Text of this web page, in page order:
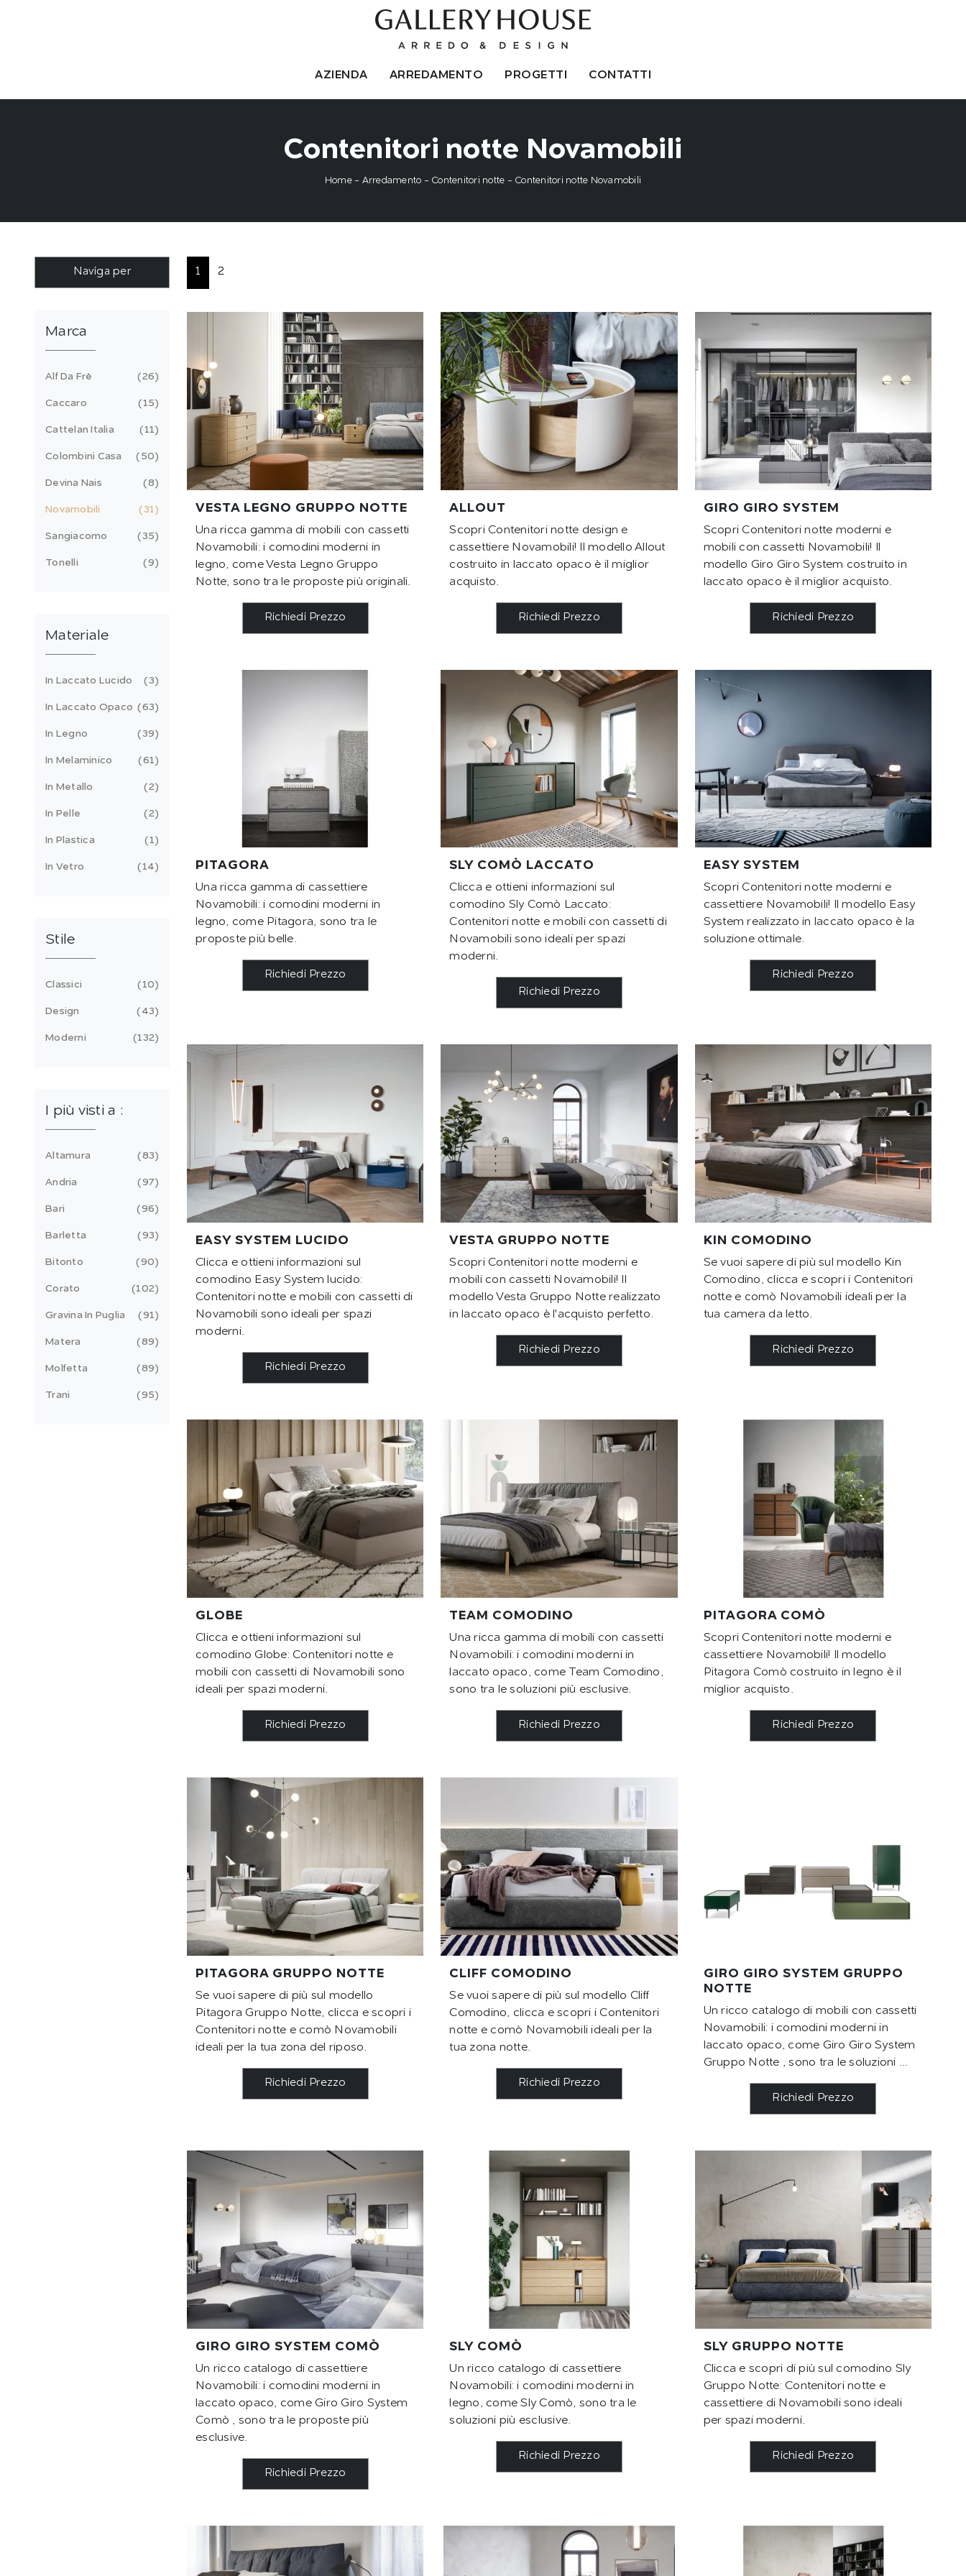
AZIENDA ARREDAMENTO PROGETTI CONTATTI
Contenitori notte Novamobili
Home- Arredamento - Contenitori notte - Contenitori notte Novamobili
1 2
VESTA LEGNO GRUPPO NOTTE
Una ricca gamma di mobili con cassetti
Novamobili: i comodini moderni in
legno, come Vesta Legno Gruppo
Notte, sono tra le proposte più originali.
Richiedi Prezzo
ALLOUT
Scopri Contenitori notte design e
cassettiere Novamobili! Il modello Allout
costruito in laccato opaco è il miglior
acquisto.
Richiedi Prezzo
GIRO GIRO SYSTEM
Scopri Contenitori notte moderni e
mobili con cassetti Novamobili! Il
modello Giro Giro System costruito in
laccato opaco è il miglior acquisto.
Richiedi Prezzo
PITAGORA
Una ricca gamma di cassettiere
Novamobili: i comodini moderni in
legno, come Pitagora, sono tra le
proposte più belle.
Richiedi Prezzo
SLY COMÒ LACCATO
Clicca e ottieni informazioni sul
comodino Sly Comò Laccato:
Contenitori notte e mobili con cassetti di
Novamobili sono ideali per spazi
moderni.
Richiedi Prezzo
EASY SYSTEM
Scopri Contenitori notte moderni e
cassettiere Novamobili! Il modello Easy
System realizzato in laccato opaco è la
soluzione ottimale.
Richiedi Prezzo
EASY SYSTEM LUCIDO
Clicca e ottieni informazioni sul
comodino Easy System lucido:
Contenitori notte e mobili con cassetti di
Novamobili sono ideali per spazi
moderni.
Richiedi Prezzo
VESTA GRUPPO NOTTE
Scopri Contenitori notte moderni e
mobili con cassetti Novamobili! Il
modello Vesta Gruppo Notte realizzato
in laccato opaco è l'acquisto perfetto.
Richiedi Prezzo
KIN COMODINO
Se vuoi sapere di più sul modello Kin
Comodino, clicca e scopri i Contenitori
notte e comò Novamobili ideali per la
tua camera da letto.
Richiedi Prezzo
GLOBE
Clicca e ottieni informazioni sul
comodino Globe: Contenitori notte e
mobili con cassetti di Novamobili sono
ideali per spazi moderni.
Richiedi Prezzo
TEAM COMODINO
Una ricca gamma di mobili con cassetti
Novamobili: i comodini moderni in
laccato opaco, come Team Comodino,
sono tra le soluzioni più esclusive.
Richiedi Prezzo
PITAGORA COMÒ
Scopri Contenitori notte moderni e
cassettiere Novamobili! Il modello
Pitagora Comò costruito in legno è il
miglior acquisto.
Richiedi Prezzo
PITAGORA GRUPPO NOTTE
Se vuoi sapere di più sul modello
Pitagora Gruppo Notte, clicca e scopri i
Contenitori notte e comò Novamobili
ideali per la tua zona del riposo.
Richiedi Prezzo
CLIFF COMODINO
Se vuoi sapere di più sul modello Cliff
Comodino, clicca e scopri i Contenitori
notte e comò Novamobili ideali per la
tua zona notte.
Richiedi Prezzo
GIRO GIRO SYSTEM GRUPPO
NOTTE
Un ricco catalogo di mobili con cassetti
Novamobili: i comodini moderni in
laccato opaco, come Giro Giro System
Gruppo Notte , sono tra le soluzioni ...
Richiedi Prezzo
GIRO GIRO SYSTEM COMÒ
Un ricco catalogo di cassettiere
Novamobili: i comodini moderni in
laccato opaco, come Giro Giro System
Comò , sono tra le proposte più
esclusive.
Richiedi Prezzo
SLY COMÒ
Un ricco catalogo di cassettiere
Novamobili: i comodini moderni in
legno, come Sly Comò, sono tra le
soluzioni più esclusive.
Richiedi Prezzo
SLY GRUPPO NOTTE
Clicca e scopri di più sul comodino Sly
Gruppo Notte: Contenitori notte e
cassettiere di Novamobili sono ideali
per spazi moderni.
Richiedi Prezzo
Naviga per
Marca
Alf Da Frè 26
Caccaro 15
Cattelan Italia 11
Colombini Casa 50
Devina Nais 8
Novamobili 31
Sangiacomo 35
Tonelli 9
Materiale
In Laccato Lucido 3
In Laccato Opaco 63
In Legno 39
In Melaminico 61
In Metallo 2
In Pelle 2
In Plastica 1
In Vetro 14
Stile
Classici 10
Design 43
Moderni 132
I più visti a :
Altamura 83
Andria 97
Bari 96
Barletta 93
Bitonto 90
Corato 102
Gravina In Puglia 91
Matera 89
Molfetta 89
Trani 95